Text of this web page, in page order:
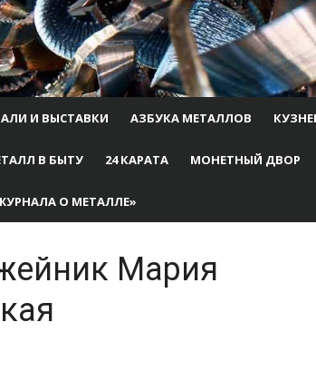
И ВЫСТАВКИ АЗБУКА МЕТАЛЛОВ
В БЫТУ 24 КАРАТА МОНЕТНЫЙ ДВОР
О МЕТАЛЛЕ»
Мария